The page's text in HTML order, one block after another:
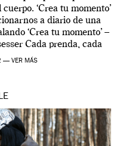
‘Crea tu momento’
a diario de una
‘Crea tu momento’ –
Cada prenda, cada
caracteriza […]
— VER MÁS